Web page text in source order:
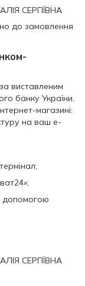
СЕРГІЇВНА
до замовлення
виставленим
банку України.
магазині:
на ваш e-
допомогою
СЕРГІЇВНА